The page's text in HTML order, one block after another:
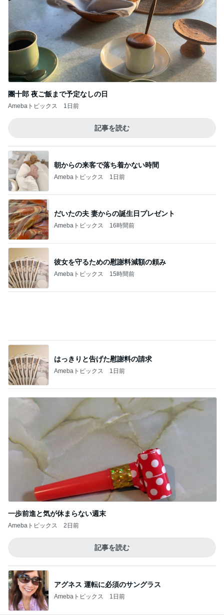
Amebaトピックス 1日前
記事を読む
朝からの来客で落ち着かない時間
Amebaトピックス 1日前
Amebaトピックス 16時間前
彼女を守るための慰謝料減額の頼み
Amebaトピックス 15時間前
はっきりと告げた慰謝料の請求
Amebaトピックス 1日前
一歩前進と気が休まらない週末
Amebaトピックス
記事を読む
アグネス 運転に必須のサングラス
Amebaトピックス
ジャンル人気記事ランキング
ダンス・バレエ
ＡＩでダンス専門音楽配信（熊本より）
2
yasukobernieのブログ